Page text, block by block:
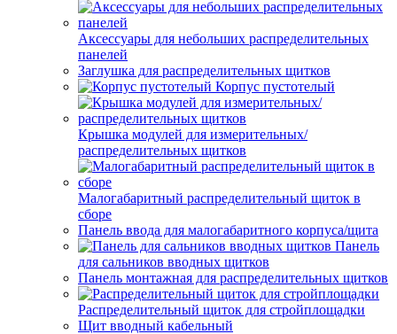
Аксессуары для небольших распределительных
панелей
Заглушка для распределительных щитков
Корпус пустотелый
Крышка модулей для измерительных/
распределительных щитков
Малогабаритный распределительный щиток в
сборе
Панель ввода для малогабаритного корпуса/щита
Панель
для сальников вводных щитков
Панель монтажная для распределительных щитков
Распределительный щиток для стройплощадки
Щит вводный кабельный